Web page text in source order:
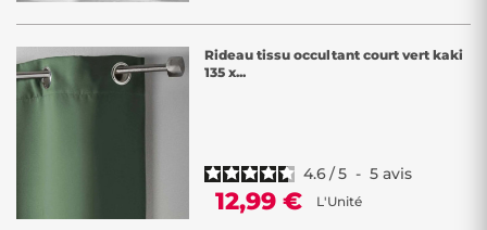
Rideau tissu occultant court vert kaki
135 x...
4.6/5 - 5 avis
12,99 € L'Unité